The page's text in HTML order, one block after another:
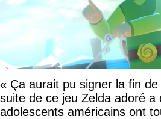
« Ça aurait pu signer la fin
suite de ce jeu Zelda adoré a
adolescents américains ont